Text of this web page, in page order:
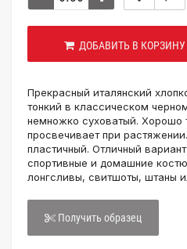
ДОБАВИТЬ В КОРЗИНУ
Прекрасный италянский
тонкий в классическом
немножко суховатый. Хорошо
просвечивает при
пластичный. Отличный
спортивные и домашние
лонгсливы, свитшоты, штаны
Получить образец